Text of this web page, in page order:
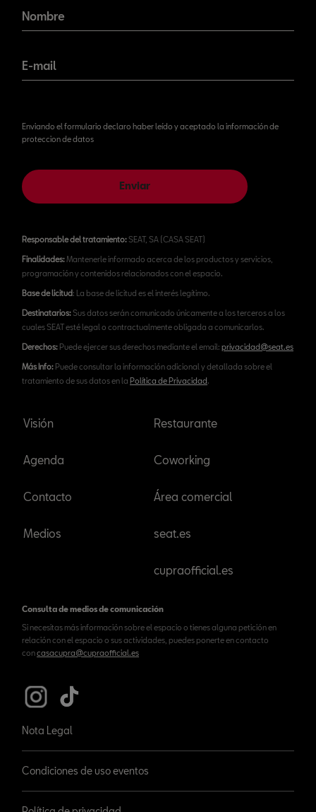
novedades!
Nombre
E-mail
Enviando el formulario declaro haber leído y aceptado la información de
proteccion de datos
Enviar
Responsable del tratamiento:SEAT, SA (CASA SEAT)
Finalidades:Mantenerle informado acerca de los productos y servicios,
programación y contenidos relacionados con el espacio.
Base de licitud: La base de licitud es el interés legítimo.
Destinatarios:Sus datos serán comunicado únicamente a los terceros a los
cuales SEAT esté legal o contractualmente obligada a comunicarlos.
Derechos: Puede ejercer sus derechos mediante el email: privacidad@seat.es
Más Info: Puede consultar la información adicional y detallada sobre el
tratamiento de sus datos en la Política de Privacidad.
Visión
Agenda
Contacto
Medios
Restaurante
Coworking
Área comercial
seat.es
cupraofficial.es
Consulta de medios de comunicación
Si necesitas más información sobre el espacio o tienes alguna petición en
relación con el espacio o sus actividades, puedes ponerte en contacto
concasacupra@cupraofficial.es
Nota Legal
Condiciones de uso eventos